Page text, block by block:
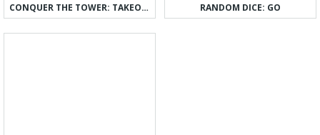
CONQUER THE TOWER: TAKEOVER RANDOM DICE: GO